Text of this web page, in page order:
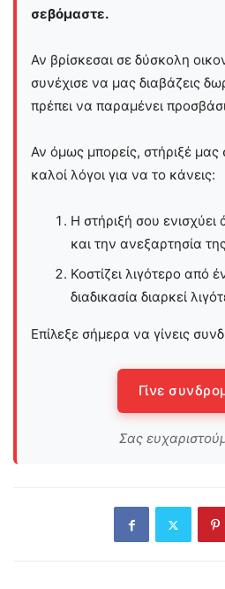
σεβόμαστε.
Αν βρίσκεσαι σε δύσκολη
συνέχισε να μας διαβάζεις
πρέπει να παραμένει
Αν όμως μπορείς, στήριξέ μας
καλοί λόγοι για να το κάνεις:
Η στήριξή σου ενισχύει
και την ανεξαρτησία
Κοστίζει λιγότερο από
διαδικασία διαρκεί
Επίλεξε σήμερα να γίνεις
Γίνε
Σας